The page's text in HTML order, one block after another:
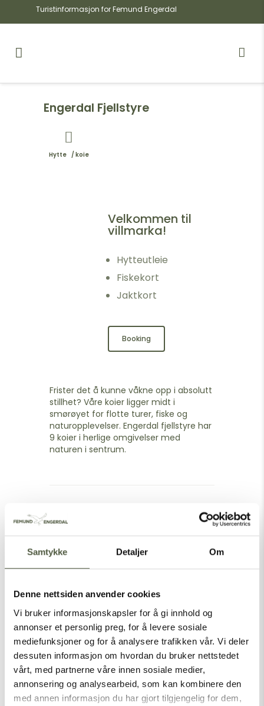
Samtykke Detaljer Om
Denne nettsiden anvender cookies
Vi bruker informasjonskapsler for å gi innhold og
annonser et personlig preg, for å levere sosiale
mediefunksjoner og for å analysere trafikken vår. Vi deler
dessuten informasjon om hvordan du bruker nettstedet
vårt, med partnerne våre innen sosiale medier,
annonsering og analysearbeid, som kan kombinere den
med annen informasjon du har gjort tilgjengelig for dem,
Turistinformasjon for Femund Engerdal
Engerdal Fjellstyre
Hytte / koie
Velkommen til
villmarka!
Hytteutleie
Fiskekort
Jaktkort
Booking
Frister det å kunne våkne opp i absolutt
stillhet? Våre koier ligger midt i
smørøyet for flotte turer, fiske og
naturopplevelser. Engerdal fjellstyre har
9 koier i herlige omgivelser med
naturen i sentrum.
Engerdal
anlegg og
AS
Norse
Quest
husky
tours